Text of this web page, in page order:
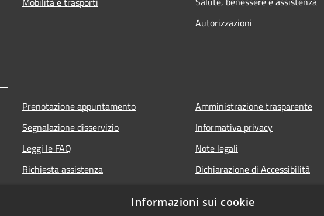
Autorizzazioni
Prenotazione appuntamento
Segnalazione disservizio
Leggi le FAQ
Richiesta assistenza
Amministrazione trasparente
Informativa privacy
Note legali
Dichiarazione di Accessibilità
Informazioni sui cookie